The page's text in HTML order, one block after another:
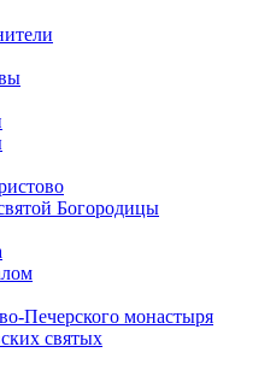
Богородицы
Печерского монастыря
святых